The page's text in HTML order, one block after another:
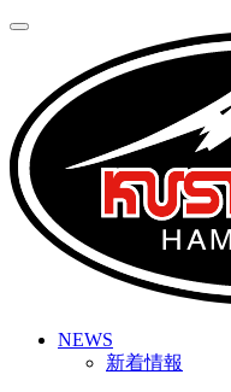
NEWS
新着情報